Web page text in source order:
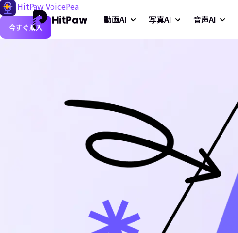
動画AI 写真AI 音声AI
HitPaw VoicePea
今すぐ購入